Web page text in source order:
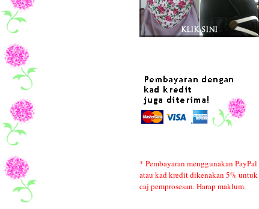
* Pembayaran menggunakan PayPal
atau kad kredit dikenakan 5% untuk
caj pemprosesan. Harap maklum.